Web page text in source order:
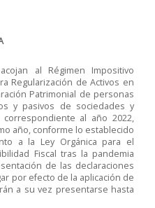
al Régimen Impositivo
Regularización de Activos en
Patrimonial de personas
y pasivos de sociedades y
al año 2022,
año, conforme lo establecido
a la Ley Orgánica para el
Fiscal tras la pandemia
de las declaraciones
por efecto de la aplicación de
a su vez presentarse hasta